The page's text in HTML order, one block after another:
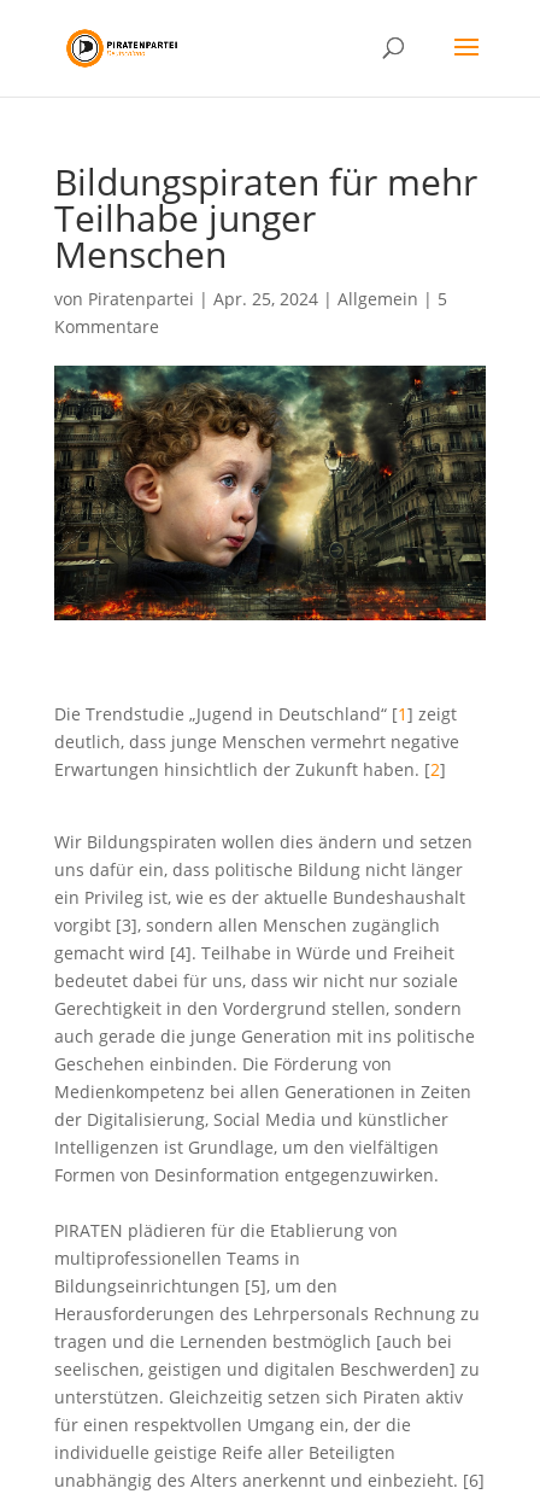
Bildungspiraten für mehr
Teilhabe junger
Menschen
von Piratenpartei | Apr. 25, 2024| Allgemein | 5
Kommentare
Die Trendstudie „Jugend in Deutschland“ [1] zeigt
deutlich, dass junge Menschen vermehrt negative
Erwartungen hinsichtlich der Zukunft haben. [2]
Wir Bildungspiraten wollen dies ändern und setzen
uns dafür ein, dass politische Bildung nicht länger
ein Privileg ist, wie es der aktuelle Bundeshaushalt
vorgibt [3], sondern allen Menschen zugänglich
gemacht wird [4]. Teilhabe in Würde und Freiheit
bedeutet dabei für uns, dass wir nicht nur soziale
Gerechtigkeit in den Vordergrund stellen, sondern
auch gerade die junge Generation mit ins politische
Geschehen einbinden. Die Förderung von
Medienkompetenz bei allen Generationen in Zeiten
der Digitalisierung, Social Media und künstlicher
Intelligenzen ist Grundlage, um den vielfältigen
Formen von Desinformation entgegenzuwirken.
PIRATEN plädieren für die Etablierung von
multiprofessionellen Teams in
Bildungseinrichtungen [5], um den
Herausforderungen des Lehrpersonals Rechnung zu
tragen und die Lernenden bestmöglich [auch bei
seelischen, geistigen und digitalen Beschwerden] zu
unterstützen. Gleichzeitig setzen sich Piraten aktiv
für einen respektvollen Umgang ein, der die
individuelle geistige Reife aller Beteiligten
unabhängig des Alters anerkennt und einbezieht. [6]